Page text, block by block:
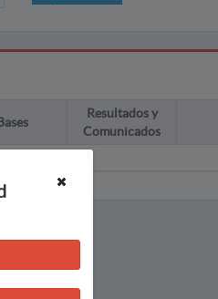
Resultados y
Comunicados